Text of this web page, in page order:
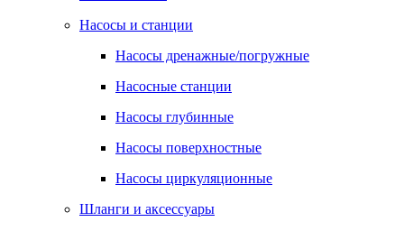
Насосы и станции
Насосы дренажные/погружные
Насосные станции
Насосы глубинные
Насосы поверхностные
Насосы циркуляционные
Шланги и аксессуары